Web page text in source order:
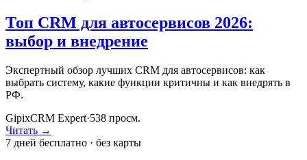
Топ CRM для автосервисов 2026:
выбор и внедрение
Экспертный обзор лучших CRM для автосервисов: как
выбрать систему, какие функции критичны и как внедрять в
РФ.
GipixCRM Expert·538 просм.
Читать →
7 дней бесплатно · без карты